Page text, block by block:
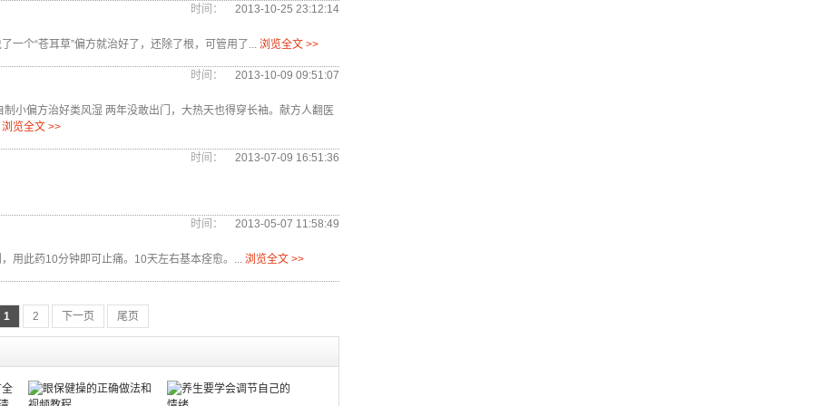
时间： 2013-10-25 23:12:14
一个“苍耳草”偏方就治好了，还除了根，可管用了... 浏览全文 >>
时间： 2013-10-09 09:51:07
小偏方治好类风湿 两年没敢出门，大热天也得穿长袖。献方人翻医
浏览全文 >>
时间： 2013-07-09 16:51:36
时间： 2013-05-07 11:58:49
用此药10分钟即可止痛。10天左右基本痊愈。... 浏览全文 >>
1 2 下一页 尾页